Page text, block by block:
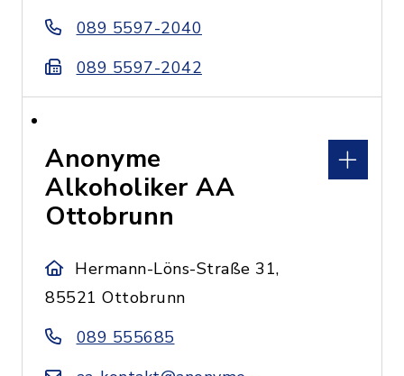
089 5597-2040
089 5597-2042
Anonyme
Alkoholiker AA
Ottobrunn
Hermann-Löns-Straße 31,
85521 Ottobrunn
089 555685